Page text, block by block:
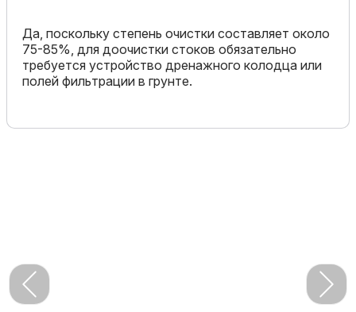
Да, поскольку степень очистки составляет около
75-85%, для доочистки стоков обязательно
требуется устройство дренажного колодца или
полей фильтрации в грунте.